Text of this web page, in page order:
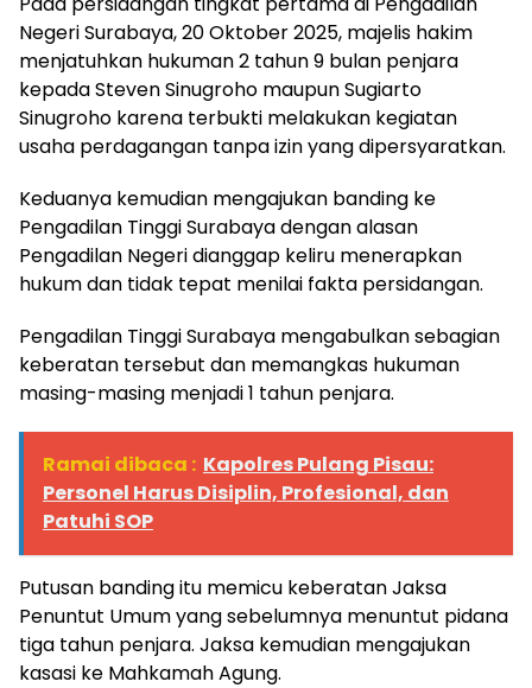
Negeri Surabaya, 20 Oktober 2025, majelis hakim
menjatuhkan hukuman 2 tahun 9 bulan penjara
kepada Steven Sinugroho maupun Sugiarto
Sinugroho karena terbukti melakukan kegiatan
usaha perdagangan tanpa izin yang dipersyaratkan.
Keduanya kemudian mengajukan banding ke
Pengadilan Tinggi Surabaya dengan alasan
Pengadilan Negeri dianggap keliru menerapkan
hukum dan tidak tepat menilai fakta persidangan.
Pengadilan Tinggi Surabaya mengabulkan sebagian
keberatan tersebut dan memangkas hukuman
masing-masing menjadi 1 tahun penjara.
Ramai dibaca : Kapolres Pulang Pisau:
Personel Harus Disiplin, Profesional, dan
Patuhi SOP
Putusan banding itu memicu keberatan Jaksa
Penuntut Umum yang sebelumnya menuntut pidana
tiga tahun penjara. Jaksa kemudian mengajukan
kasasi ke Mahkamah Agung.